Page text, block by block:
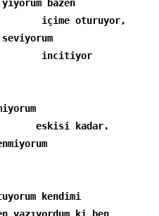
bazen
güvenmiyorum
kendimi
yazıyordum ki ben